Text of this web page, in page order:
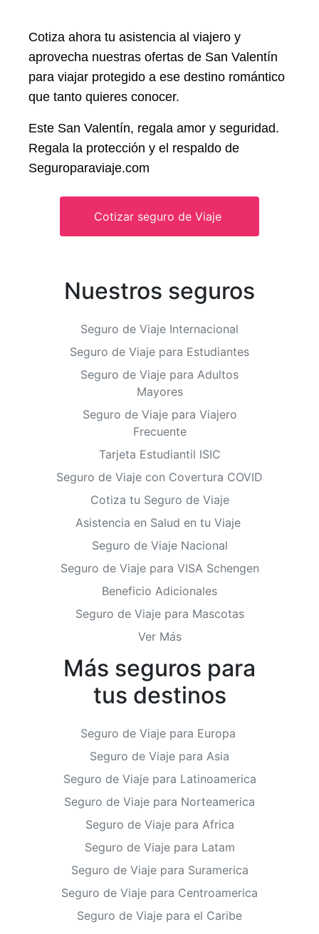
Cotiza ahora tu asistencia al viajero y
aprovecha nuestras ofertas de San Valentín
para viajar protegido a ese destino romántico
que tanto quieres conocer.
Este San Valentín, regala amor y seguridad.
Regala la protección y el respaldo de
Seguroparaviaje.com
Cotizar seguro de Viaje
Nuestros seguros
Seguro de Viaje Internacional
Seguro de Viaje para Estudiantes
Seguro de Viaje para Adultos
Mayores
Seguro de Viaje para Viajero
Frecuente
Tarjeta Estudiantil ISIC
Seguro de Viaje con Covertura COVID
Cotiza tu Seguro de Viaje
Asistencia en Salud en tu Viaje
Seguro de Viaje Nacional
Seguro de Viaje para VISA Schengen
Beneficio Adicionales
Seguro de Viaje para Mascotas
Ver Más
Más seguros para
tus destinos
Seguro de Viaje para Europa
Seguro de Viaje para Asia
Seguro de Viaje para Latinoamerica
Seguro de Viaje para Norteamerica
Seguro de Viaje para Africa
Seguro de Viaje para Latam
Seguro de Viaje para Suramerica
Seguro de Viaje para Centroamerica
Seguro de Viaje para el Caribe